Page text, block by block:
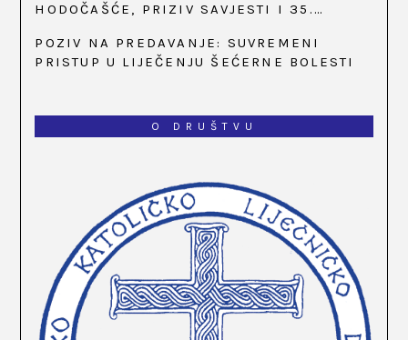
HODOČAŠĆE, PRIZIV SAVJESTI I 35.
BISTRICI, OD 15. DO 17. SVIBNJA
POZIV NA PREDAVANJE: SUVREMENI
PRISTUP U LIJEČENJU ŠEĆERNE BOLESTI
O DRUŠTVU